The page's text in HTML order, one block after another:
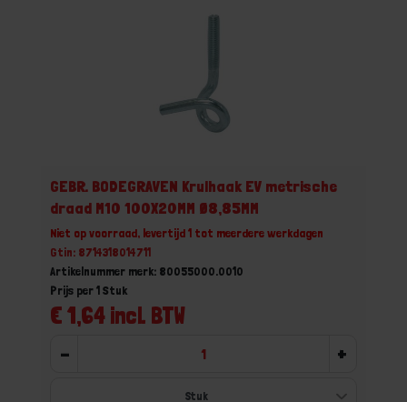
GEBR. BODEGRAVEN Krulhaak EV metrische
draad M10 100X20MM Ø8,85MM
Niet op voorraad, levertijd 1 tot meerdere werkdagen
Gtin: 8714318014711
Artikelnummer merk: 80055000.0010
€ 1,64 incl. BTW
Prijs per 1 Stuk
- +